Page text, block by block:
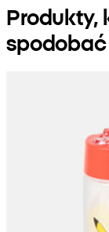
Produkty,
spodobać